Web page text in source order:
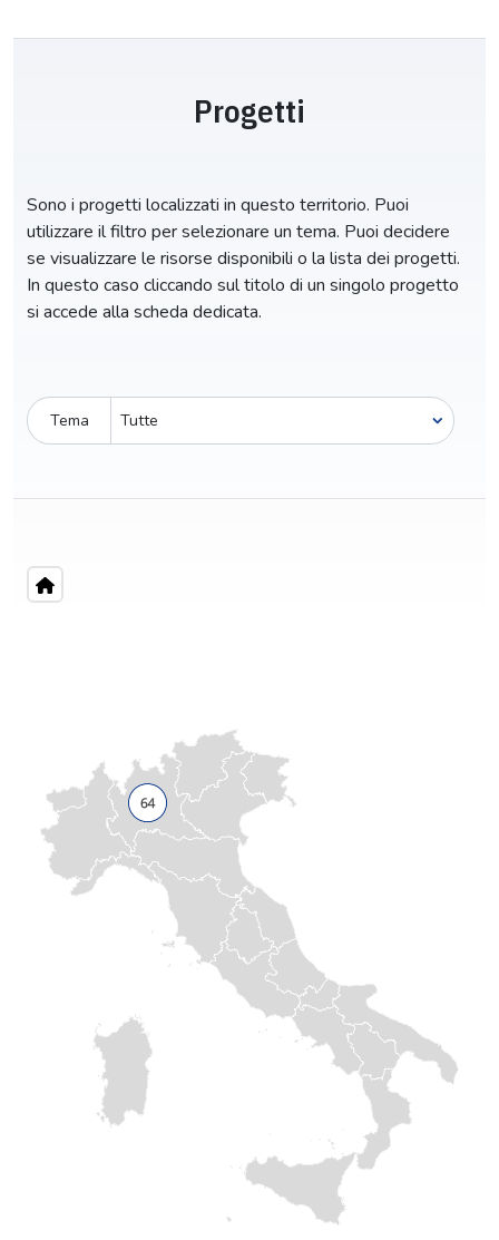
Progetti
Sono i progetti localizzati in questo territorio. Puoi
utilizzare il filtro per selezionare un tema. Puoi decidere
se visualizzare le risorse disponibili o la lista dei progetti.
In questo caso cliccando sul titolo di un singolo progetto
si accede alla scheda dedicata.
Tema